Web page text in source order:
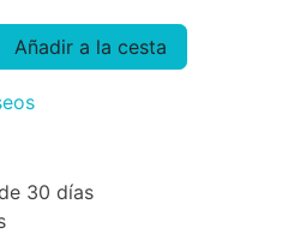
Añadir a la cesta
30 días